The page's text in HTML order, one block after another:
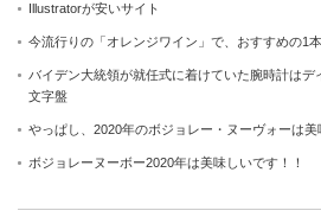
Illustratorが安いサイト
今流行りの「オレンジワイン」で、おすすめの1
バイデン大統領が就任式に着けていた腕時計は
文字盤
やっぱし、2020年のボジョレー・ヌーヴォーは美
ボジョレーヌーボー2020年は美味しいです！！